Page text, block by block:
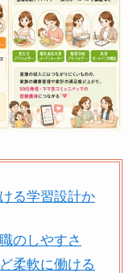
る学習設計か
のしやすさ
柔軟に働ける